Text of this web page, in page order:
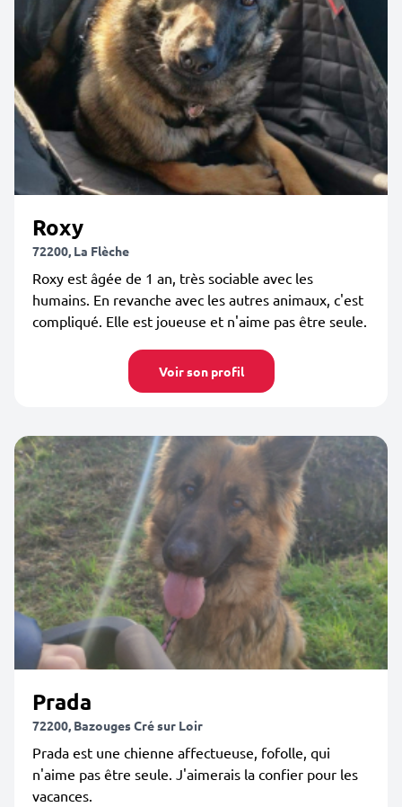
Roxy
72200, La Flèche
Roxy est âgée de 1 an, très sociable avec les
humains. En revanche avec les autres animaux, c'est
compliqué. Elle est joueuse et n'aime pas être seule.
Voir son profil
Prada
72200, Bazouges Cré sur Loir
Prada est une chienne affectueuse, fofolle, qui
n'aime pas être seule. J'aimerais la confier pour les
vacances.